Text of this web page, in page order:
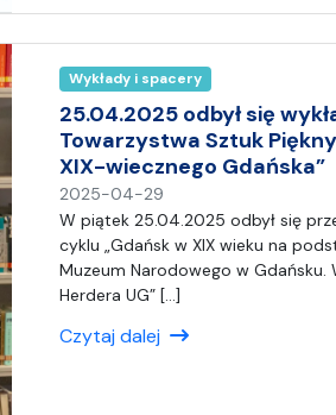
Wykłady i spacery
25.04.2025 odbył się
Towarzystwa Sztuk
XIX-wiecznego Gdańska”
2025-04-29
a
p
i
s
W piątek 25.04.2025 odbył się
cyklu „Gdańsk w XIX wieku na
Muzeum Narodowego w Gdańsku.
Herdera UG” […]
Czytaj dalej